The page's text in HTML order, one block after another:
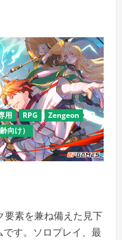
用 RPG
Zengeon
向け）
要素を兼ね備えた見下
す。ソロプレイ、最